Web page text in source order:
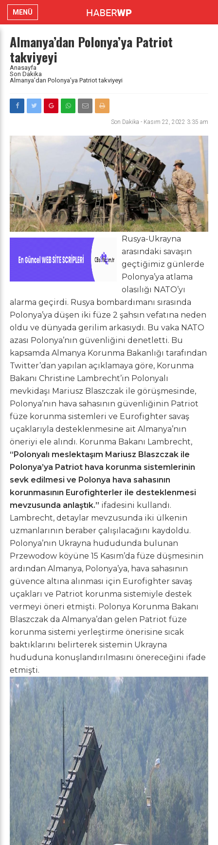
MENÜ
Almanya’dan Polonya’ya Patriot
takviyeyi
Anasayfa
Son Dakika
Almanya’dan Polonya’ya Patriot takviyeyi
Son Dakika - Kasım 22, 2022 3:35 am
Rusya-Ukrayna
arasındaki savaşın
geçtiğimiz günlerde
Polonya’ya atlama
olasılığı NATO’yı
alarma geçirdi. Rusya bombardımanı sırasında
Polonya’ya düşen iki füze 2 şahsın vefatına neden
oldu ve dünyada gerilim arkasıydı. Bu vaka NATO
azası Polonya’nın güvenliğini denetletti. Bu
kapsamda Almanya Korunma Bakanlığı tarafından
Twitter’dan yapılan açıklamaya göre, Korunma
Bakanı Christine Lambrecht’in Polonyalı
mevkidaşı Mariusz Blaszczak ile görüşmesinde,
Polonya’nın hava sahasının güvenliğinin Patriot
füze korunma sistemleri ve Eurofighter savaş
uçaklarıyla desteklenmesine ait Almanya’nın
öneriyi ele alındı. Korunma Bakanı Lambrecht,
“Polonyalı meslektaşım Mariusz Blaszczak ile
Polonya’ya Patriot hava korunma sistemlerinin
sevk edilmesi ve Polonya hava sahasının
korunmasının Eurofighterler ile desteklenmesi
mevzusunda anlaştık.” ifadesini kullandı.
Lambrecht, detaylar mevzusunda iki ülkenin
uzmanlarının beraber çalışılacağını kaydoldu.
Polonya’nın Ukrayna hududunda bulunan
Przewodow köyüne 15 Kasım’da füze düşmesinin
ardından Almanya, Polonya’ya, hava sahasının
güvence altına alınması için Eurofighter savaş
uçakları ve Patriot korunma sistemiyle destek
vermeyi öneri etmişti. Polonya Korunma Bakanı
Blaszczak da Almanya’dan gelen Patriot füze
korunma sistemi yerleştirme önerisine sıcak
baktıklarını belirterek sistemin Ukrayna
hududuna konuşlandırılmasını önereceğini ifade
etmişti.